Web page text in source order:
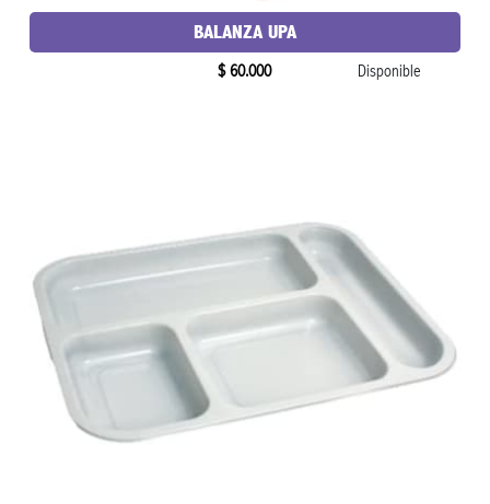
BALANZA UPA
$ 60.000 Disponible